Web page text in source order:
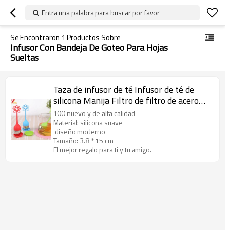
Entra una palabra para buscar por favor
Se Encontraron 1 Productos Sobre
Infusor Con Bandeja De Goteo Para Hojas
Sueltas
Taza de infusor de té Infusor de té de
silicona Manija Filtro de filtro de acero
inoxidable Infuser
100 nuevo y de alta calidad
Material: silicona suave
diseño moderno
Tamaño: 3.8 * 15 cm
El mejor regalo para ti y tu amigo.